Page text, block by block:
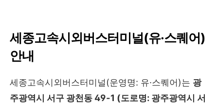
세종고속시외버스터미널(유·스퀘어)
안내
세종고속시외버스터미널(운영명: 유·스퀘어)는 광
주광역시 서구 광천동 49-1 (도로명: 광주광역시 서